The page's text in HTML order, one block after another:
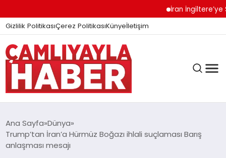
İran İngiltere’ye Sert
Gizlilik PolitikasıÇerez PolitikasıKünyeİletişim
GÜNDEM
Ana Sayfa Dünya
Trump’tan İran’a Hürmüz Boğazı ihlali suçlaması Barış
anlaşması mesajı